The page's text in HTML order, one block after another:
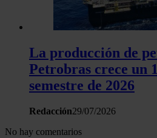
tráfico. Además, compartimos
sitio web con nuestros partners
haya proporcionado o que
hecho de sus servicios.
La producción de
Petrobras crece un
semestre de 2026
Redacción29/07/2026
No hay comentarios